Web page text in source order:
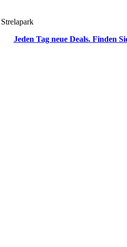
Jeden Tag neue Deals. Finden